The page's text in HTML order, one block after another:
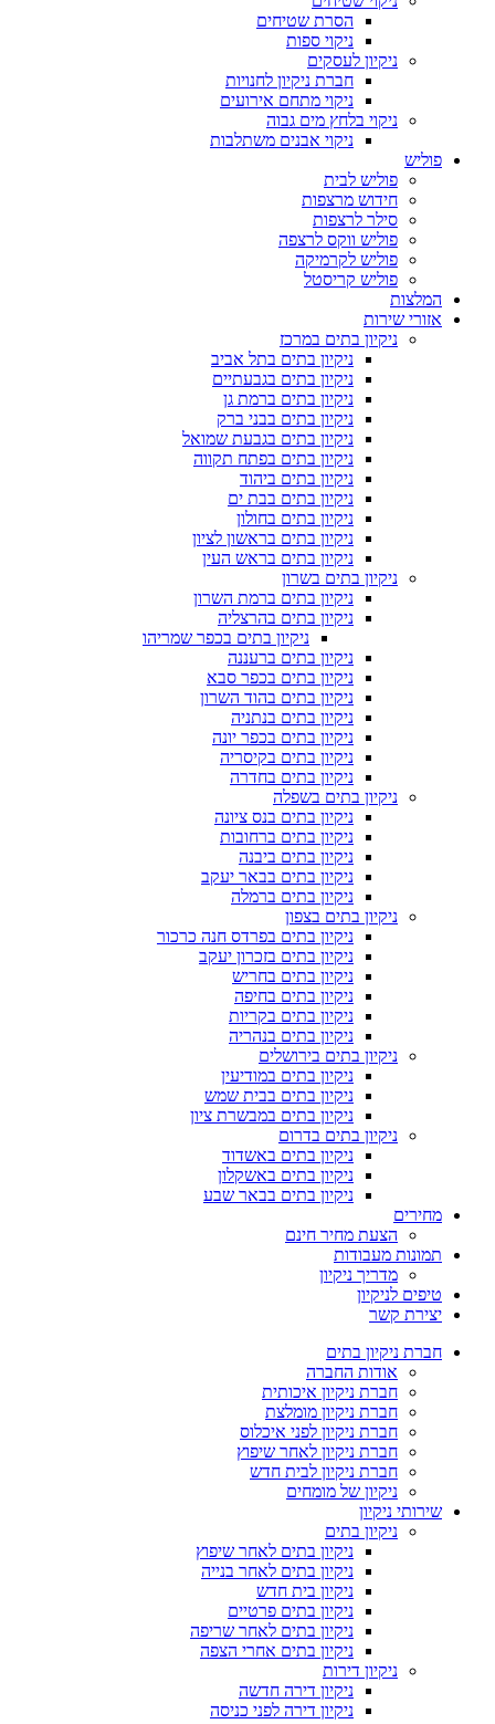
הסרת שטיחים
ניקוי ספות
ניקיון לעסקים
חברת ניקיון לחנויות
ניקוי מתחם אירועים
ניקוי בלחץ מים גבוה
ניקוי אבנים משתלבות
פוליש
פוליש לבית
חידוש מרצפות
סילר לרצפות
פוליש ווקס לרצפה
פוליש לקרמיקה
פוליש קריסטל
המלצות
אזורי שירות
ניקיון בתים במרכז
ניקיון בתים בתל אביב
ניקיון בתים בגבעתיים
ניקיון בתים ברמת גן
ניקיון בתים בבני ברק
ניקיון בתים בגבעת שמואל
ניקיון בתים בפתח תקווה
ניקיון בתים ביהוד
ניקיון בתים בבת ים
ניקיון בתים בחולון
ניקיון בתים בראשון לציון
ניקיון בתים בראש העין
ניקיון בתים בשרון
ניקיון בתים ברמת השרון
ניקיון בתים בהרצליה
ניקיון בתים בכפר שמריהו
ניקיון בתים ברעננה
ניקיון בתים בכפר סבא
ניקיון בתים בהוד השרון
ניקיון בתים בנתניה
ניקיון בתים בכפר יונה
ניקיון בתים בקיסריה
ניקיון בתים בחדרה
ניקיון בתים בשפלה
ניקיון בתים בנס ציונה
ניקיון בתים ברחובות
ניקיון בתים ביבנה
ניקיון בתים בבאר יעקב
ניקיון בתים ברמלה
ניקיון בתים בצפון
ניקיון בתים בפרדס חנה כרכור
ניקיון בתים בזכרון יעקב
ניקיון בתים בחריש
ניקיון בתים בחיפה
ניקיון בתים בקריות
ניקיון בתים בנהריה
ניקיון בתים בירושלים
ניקיון בתים במודיעין
ניקיון בתים בבית שמש
ניקיון בתים במבשרת ציון
ניקיון בתים בדרום
ניקיון בתים באשדוד
ניקיון בתים באשקלון
ניקיון בתים בבאר שבע
מחירים
הצעת מחיר חינם
תמונות מעבודות
מדריך ניקיון
טיפים לניקיון
יצירת קשר
חברת ניקיון בתים
אודות החברה
חברת ניקיון איכותית
חברת ניקיון מומלצת
חברת ניקיון לפני איכלוס
חברת ניקיון לאחר שיפוץ
חברת ניקיון לבית חדש
ניקיון של מומחים
שירותי ניקיון
ניקיון בתים
ניקיון בתים לאחר שיפוץ
ניקיון בתים לאחר בנייה
ניקיון בית חדש
ניקיון בתים פרטיים
ניקיון בתים לאחר שריפה
ניקיון בתים אחרי הצפה
ניקיון דירות
ניקיון דירה חדשה
ניקיון דירה לפני כניסה